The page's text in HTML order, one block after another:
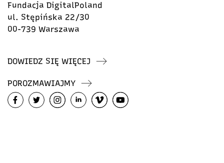
Fundacja DigitalPoland
ul. Stępińska 22/30
00-739 Warszawa
DOWIEDZ SIĘ WIĘCEJ
POROZMAWIAJMY